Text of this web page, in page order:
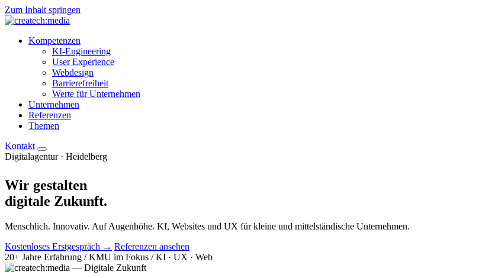
Zum Inhalt springen
Kompetenzen
KI-Engineering
User Experience
Webdesign
Barrierefreiheit
Werte für Unternehmen
Unternehmen
Referenzen
Themen
Kontakt
Digitalagentur · Heidelberg
Wir gestalten
digitale Zukunft.
Menschlich. Innovativ. Auf Augenhöhe. KI, Websites und UX für kleine und mittelständische Unternehmen.
Kostenloses Erstgespräch → Referenzen ansehen
20+ Jahre Erfahrung / KMU im Fokus / KI · UX · Web